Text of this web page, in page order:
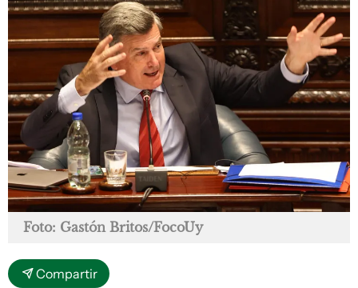
Foto: Gastón Britos/FocoUy
Compartir